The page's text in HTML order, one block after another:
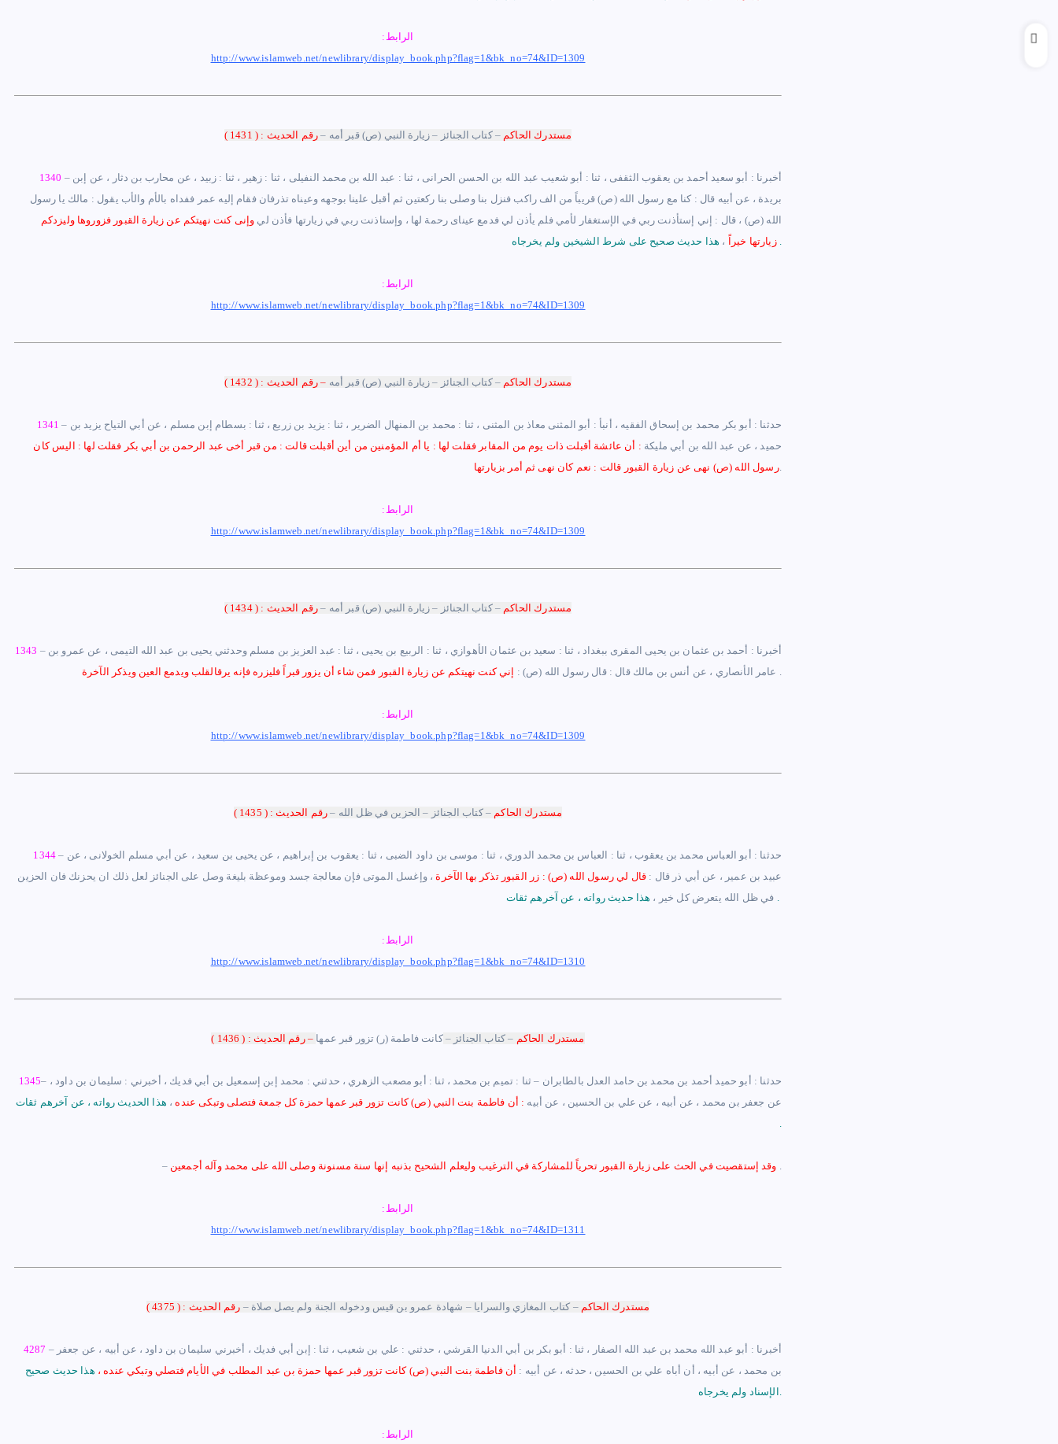
الرابط:
http://www.islamweb.net/newlibrary/display_book.php?flag=1&bk_no=74&ID=1309
مستدرك ا لحاكم –كتاب الجنائز – زيارة النبي (ص) قبر أمه – رقم الحديث : ( 1431 )
1340 – أخبرنا : أبو سعيد أحمد بن يعقوب الثقفى ، ثنا : أبو شعيب عبد الله بن الحسن الحرانى ، ثنا : عبد الله بن محمد النفيلى ، ثنا : زهير ، ثنا : زبيد ، عن محارب بن دثار ، عن إبن
بريدة ، عن أبيه قال : كنا مع رسول الله(ص)قريباً من الف راكب فنزل بنا وصلى بنا ركعتين ثم أقبل علينا بوجهه وعيناه تذرفان فقام إليه عمر ففداه بالأم والأب يقول : مالك يا رسول
الله (ص) ، قال : إني إستأذنت ربي في الإستغفار لأمي فلم يأذن لي فدمع عيناى رحمة لها ، وإستاذنت ربي في زيارتها فأذن لي وإنى كنت نهيتكم عن زيارة القبور فزوروها وليزدكم
زيارتها خيراً ، هذا حديث صحيح على شرط الشيخين ولم يخرجاه .
الرابط:
http://www.islamweb.net/newlibrary/display_book.php?flag=1&bk_no=74&ID=1309
مستدرك ا لحاكم –كتاب الجنائز – زيارة النبي (ص) قبر أمه – رقم الحديث : ( 1432 )
1341 – حدثنا : أبو بكر محمد بن إسحاق الفقيه ، أنبأ : أبو المثنى معاذ بن المثنى ، ثنا : محمد بن المنهال الضرير ، ثنا : يزيد بن زريع ، ثنا : بسطام إبن مسلم ، عن أبي التياح يزيد بن
حميد ، عن عبد الله بن أبي مليكة : أن عائشة أقبلت ذات يوم من المقابر فقلت لها : يا أم المؤمنين من أين أقبلت قالت : من قبر أخى عبد الرحمن بن أبي بكر فقلت لها : اليس كان
رسول الله (ص) نهى عن زيارة القبور قالت : نعم كان نهى ثم أمر بزيارتها .
الرابط:
http://www.islamweb.net/newlibrary/display_book.php?flag=1&bk_no=74&ID=1309
مستدرك ا لحاكم –كتاب الجنائز – زيارة النبي (ص) قبر أمه – رقم الحديث : ( 1434 )
1343 – أخبرنا : أحمد بن عثمان بن يحيى المقرى ببغداد ، ثنا : سعيد بن عثمان الأهوازي ، ثنا : الربيع بن يحيى ، ثنا : عبد العزيز بن مسلم وحدثني يحيى بن عبد الله التيمى ، عن عمرو بن
عامر الأنصاري ، عن أنس بن مالك قال : قال رسول الله (ص) : .
الرابط:
http://www.islamweb.net/newlibrary/display_book.php?flag=1&bk_no=74&ID=1309
مستدرك ا لحاكم –كتاب الجنائز – الحزين في ظل الله – رقم الحديث : ( 1435 )
1344 – حدثنا : أبو العباس محمد بن يعقوب ، ثنا : العباس بن محمد الدوري ، ثنا : موسى بن داود الضبى ، ثنا : يعقوب بن إبراهيم ، عن يحيى بن سعيد ، عن أبي مسلم الخولانى ، عن
عبيد بن عمير ، عن أبي ذر قال : قال لي رسول الله (ص) : زر القبور تذكر بها الآخرة ،وإغسل الموتى فإن معالجة جسد وموعظة بليغة وصل على الجنائز لعل ذلك ان يحزنك فان الحزين
في ظل الله يتعرض كل خير ، هذا حديث رواته ، عن آخرهم ثقات .
الرابط:
http://www.islamweb.net/newlibrary/display_book.php?flag=1&bk_no=74&ID=1310
مستدرك ا لحاكم – كتاب الجنائز –كانت فاطمة (ر) تزور قبر عمها – رقم الحديث : ( 1436 )
1345– حدثنا : أبو حميد أحمد بن محمد بن حامد العدل بالطابران – ثنا : تميم بن محمد ، ثنا : أبو مصعب الزهري ، حدثني : محمد إبن إسمعيل بن أبي فديك ، أخبرني : سليمان بن داود ،
عن جعفر بن محمد ، عن أبيه ، عن علي بن الحسين ، عن أبيه : أن فاطمة بنت النبي(ص)كانت تزور قبر عمها حمزة كل جمعة فتصلى وتبكى عنده ، هذا الحديث رواته ، عن آخرهم ثقات
.
– وقد إستقصيت في الحث على زيارة القبور تحرياً للمشاركة في الترغيب وليعلم الشحيح بذنبه إنها سنة مسنونة وصلى الله على محمدوآله أجمعين .
الرابط:
http://www.islamweb.net/newlibrary/display_book.php?flag=1&bk_no=74&ID=1311
مستدرك ا لحاكم – كتاب المغازي والسرايا – شهادة عمرو بن قيس ودخوله الجنة ولم يصل صلاة – رقم الحديث : ( 4375 )
4287 – أخبرنا : أبو عبد الله محمد بن عبد الله الصفار ، ثنا : أبو بكر بن أبي الدنيا القرشي ، حدثني : علي بن شعيب ، ثنا : إبن أبي فديك ، أخبرني سليمان بن داود ، عن أبيه ، عن جعفر
بن محمد ، عن أبيه ، أن أباه علي بن الحسين ، حدثه ، عن أبيه : أن فاطمة بنت النبي (ص) كانت تزور قبر عمها حمزة بن عبد المطلب في الأيام فتصلي وتبكي عنده ، هذا حديث صحيح
الإسناد ولم يخرجاه .
الرابط: